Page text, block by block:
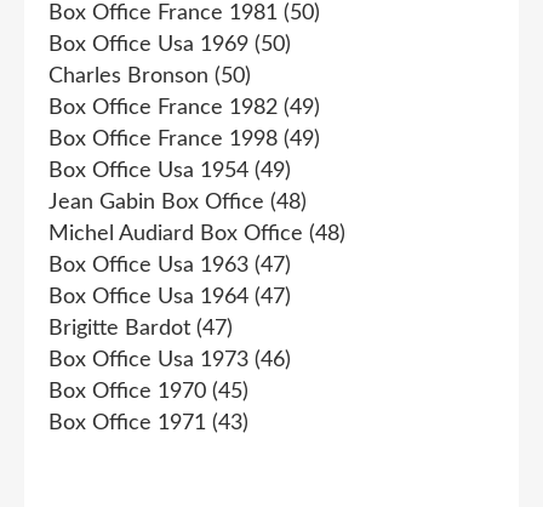
Box Office France 1981 (50)
Box Office Usa 1969 (50)
Charles Bronson (50)
Box Office France 1982 (49)
Box Office France 1998 (49)
Box Office Usa 1954 (49)
Jean Gabin Box Office (48)
Michel Audiard Box Office (48)
Box Office Usa 1963 (47)
Box Office Usa 1964 (47)
Brigitte Bardot (47)
Box Office Usa 1973 (46)
Box Office 1970 (45)
Box Office 1971 (43)